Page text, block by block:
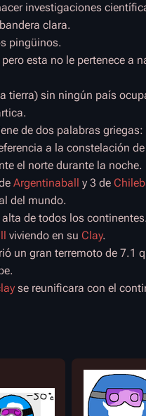
investigaciones
clara.
pingüinos.
esta no le pertenece a
tierra) sin ningún país
de dos palabras
a la constelación
el norte durante la noche.
Argentinaball y 3 de
del mundo.
de todos los continentes.
viviendo en su Clay.
un gran terremoto de
se reunificara con el